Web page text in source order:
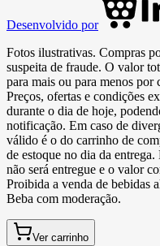
Desenvolvido por
Fotos ilustrativas. Compras
suspeita de fraude. O valor
para mais ou para menos por
Preços, ofertas e condições
durante o dia de hoje,
notificação. Em caso de
válido é o do carrinho de
de estoque no dia da
não será entregue e o valor
Proibida a venda de bebidas
Beba com moderação.
Ver carrinho